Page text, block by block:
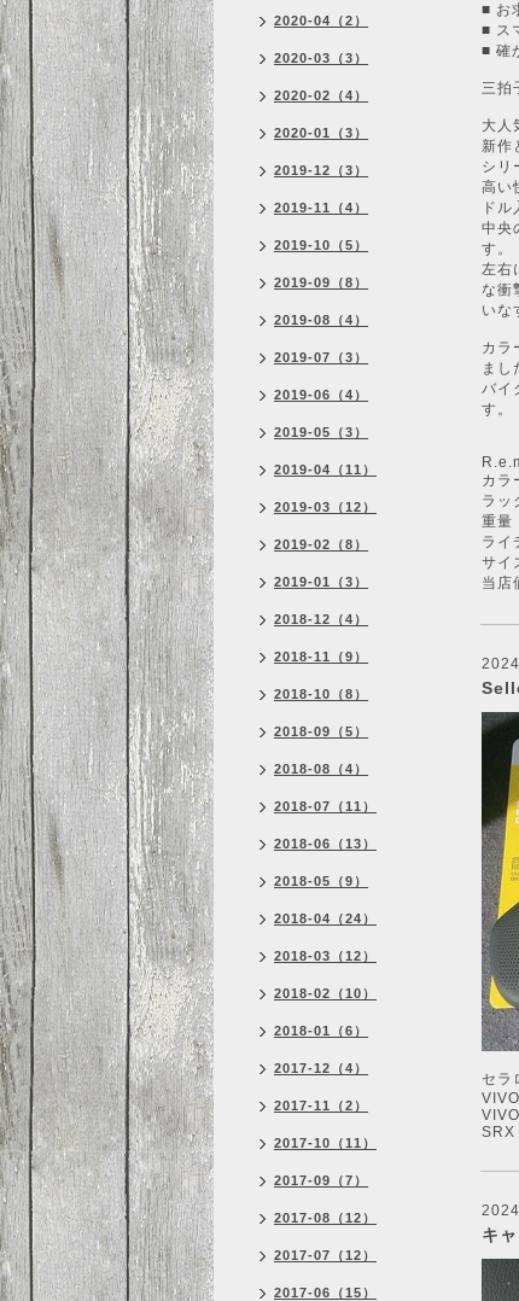
■ お
■ ス
■ 確
三拍
大人
新作
シリ
高い
ドル
中央
す。
左右
な衝
いな
カラ
まし
バイ
す。
カラ
ラッ
重量
ライ
サイ
当店
セラ
キ
2020-04（2）
2020-03（3）
2020-02（4）
2020-01（3）
2019-12（3）
2019-11（4）
2019-10（5）
2019-09（8）
2019-08（4）
2019-07（3）
2019-06（4）
2019-05（3）
2019-04（11）
2019-03（12）
2019-02（8）
2019-01（3）
2018-12（4）
2018-11（9）
2018-10（8）
2018-09（5）
2018-08（4）
2018-07（11）
2018-06（13）
2018-05（9）
2018-04（24）
2018-03（12）
2018-02（10）
2018-01（6）
2017-12（4）
2017-11（2）
2017-10（11）
2017-09（7）
2017-08（12）
2017-07（12）
2017-06（15）